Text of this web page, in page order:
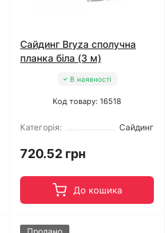
Сайдинг Bryza сполучна
планка біла (3 м)
В наявності
Код товару: 16518
Категорія: Сайдинг
720.52 грн
До кошика